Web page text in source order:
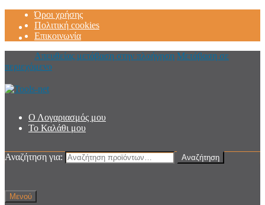
Όροι χρήσης
Πολιτική cookies
Επικοινωνία
Απευθείας μετάβαση στην πλοήγηση Μετάβαση σε
περιεχόμενο
Ο Λογαριασμός μου
Το Καλάθι μου
Αναζήτηση για: Αναζήτηση
Μενού